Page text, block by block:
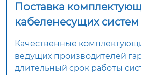
Поставка
кабеленесущих систем
Качественные
ведущих производителей
длительный срок работы